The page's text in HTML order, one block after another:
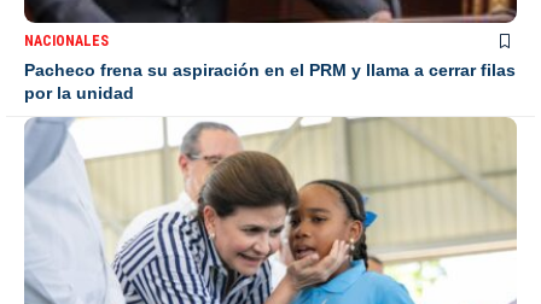
NACIONALES
Pacheco frena su aspiración en el PRM y llama a cerrar filas
por la unidad